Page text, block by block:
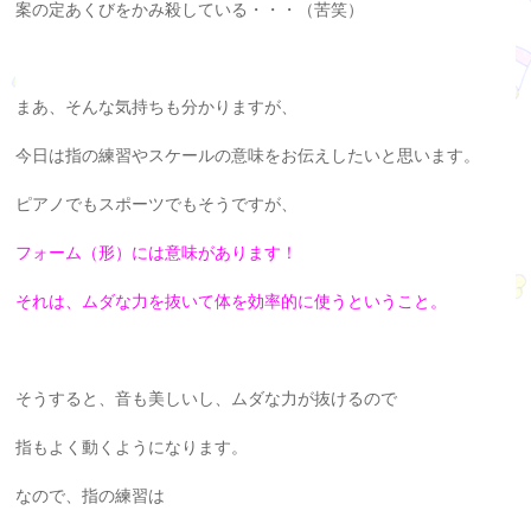
案の定あくびをかみ殺している・・・（苦笑）
まあ、そんな気持ちも分かりますが、
今日は指の練習やスケールの意味をお伝えしたいと思います。
ピアノでもスポーツでもそうですが、
フォーム（形）には意味があります！
それは、ムダな力を抜いて体を効率的に使うということ。
そうすると、音も美しいし、ムダな力が抜けるので
指もよく動くようになります。
なので、指の練習は